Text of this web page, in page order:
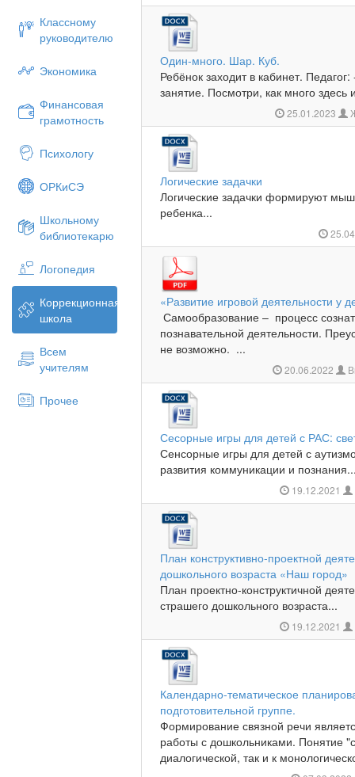
Классному
руководителю
Экономика
Финансовая
грамотность
Психологу
ОРКиСЭ
Школьному
библиотекарю
Логопедия
Коррекционная
школа
Всем
учителям
Прочее
Один-много. Шар. Куб.
Ребёнок заходит в кабинет.
занятие. Посмотри, как много здесь
25.01.2023
Логические задачки
Логические задачки формируют
ребенка...
«Развитие игровой деятельности у
Самообразование – процесс
познавательной деятельности.
не возможно. ...
20.06.2022
Сесорные игры для детей с РАС:
Сенсорные игры для детей с
развития коммуникации и
19.12.2021
План конструктивно-проектной
дошкольного возраста «Наш город»
План проектно-конструктичной
страшего дошкольного возраста...
19.12.2021
Календарно-тематическое
подготовительной группе.
Формирование связной речи
работы с дошкольниками. Понятие
диалогической, так и к